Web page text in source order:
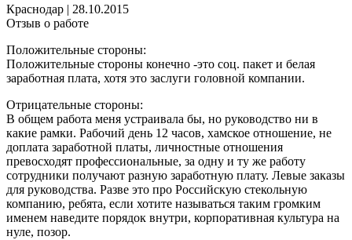
Краснодар | 28.10.2015
Отзыв о работе
Положительные стороны:
Положительные стороны конечно -это соц. пакет и белая
заработная плата, хотя это заслуги головной компании.
Отрицательные стороны:
В общем работа меня устраивала бы, но руководство ни в
какие рамки. Рабочий день 12 часов, хамское отношение, не
доплата заработной платы, личностные отношения
превосходят профессиональные, за одну и ту же работу
сотрудники получают разную заработную плату. Левые заказы
для руководства. Разве это про Российскую стекольную
компанию, ребята, если хотите называться таким громким
именем наведите порядок внутри, корпоративная культура на
нуле, позор.